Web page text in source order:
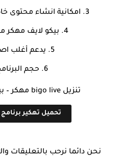
امكانية انشاء
بيكو لايف مهكر
يدعم أغلب
حجم
تنزيل bigo live مهكر – بيكو لايف مهكر 2024
تحميل تهكير برنامج
نحن دائما نرحب بالتعليقات